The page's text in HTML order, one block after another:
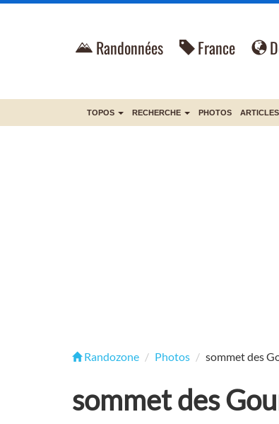
Randonnées France
TOPOS RECHERCHE PHOTOS ARTICLES
Randozone Photos sommet des
sommet des